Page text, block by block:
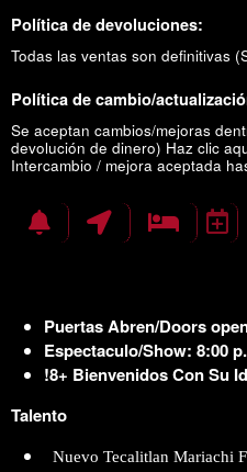
Política de devoluciones:
Todas las ventas son definitivas
Política de cambio/
Se aceptan cambios/mejoras
devolución de dinero) Haz clic
Intercambio / mejora aceptada
Puertas Abren/Doors
Espectaculo/Show: 8:00
!8+ Bienvenidos Con Su
Talento
Nuevo Tecalitlan Mariachi